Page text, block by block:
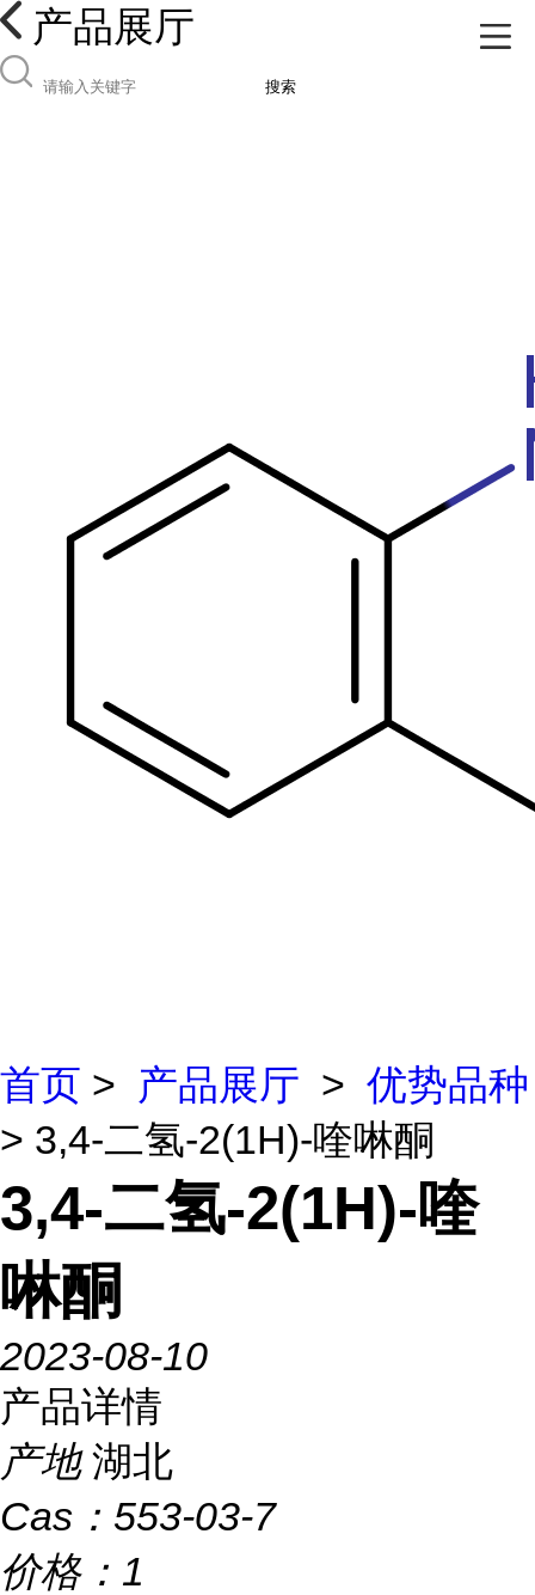
产品展厅
搜索
首页 > 产品展厅 > 优势品种
> 3,4-二氢-2(1H)-喹啉酮
3,4-二氢-2(1H)-喹
啉酮
2023-08-10
产品详情
产地 湖北
Cas： 553-03-7
价格： 1